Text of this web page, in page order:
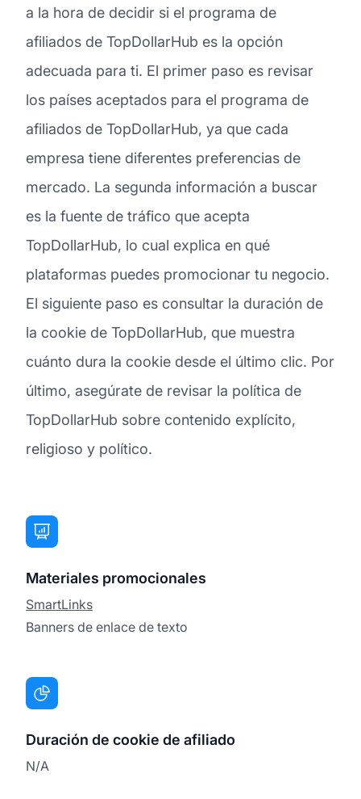
a la hora de decidir si el programa de
afiliados de TopDollarHub es la opción
adecuada para ti. El primer paso es revisar
los países aceptados para el programa de
afiliados de TopDollarHub, ya que cada
empresa tiene diferentes preferencias de
mercado. La segunda información a buscar
es la fuente de tráfico que acepta
TopDollarHub, lo cual explica en qué
plataformas puedes promocionar tu negocio.
El siguiente paso es consultar la duración de
la cookie de TopDollarHub, que muestra
cuánto dura la cookie desde el último clic. Por
último, asegúrate de revisar la política de
TopDollarHub sobre contenido explícito,
religioso y político.
Materiales promocionales
SmartLinks
Banners de enlace de texto
Duración de cookie de afiliado
N/A